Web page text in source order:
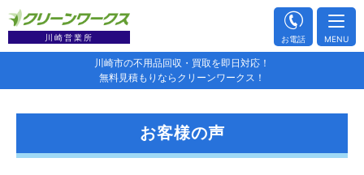
川崎市の不用品回収・買取を即日対応！
無料見積もりならクリーンワークス！
川崎営業所 お電話 MENU
お客様の声